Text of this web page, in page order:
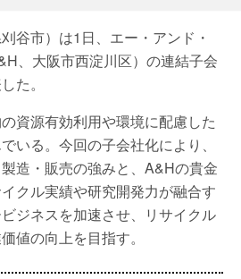
谷市）は1日、エー・アンド・
、大阪市西淀川区）の連結子会
た。
資源有効利用や環境に配慮した
いる。今回の子会社化により、
造・販売の強みと、A&Hの貴金
クル実績や研究開発力が融合す
ジネスを加速させ、リサイクル
値の向上を目指す。